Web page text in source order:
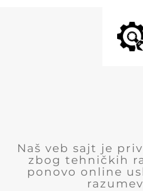
Naš veb sajt je
zbog tehničkih
ponovo online